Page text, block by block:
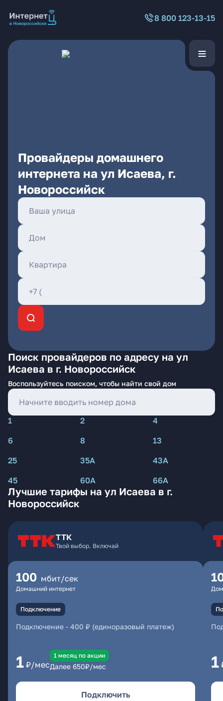
8 800 123-13-15
Провайдеры домашнего
интернета на ул Исаева, г.
Новороссийск
Поиск провайдеров по адресу на ул
Исаева в г. Новороссийск
Воспользуйтесь поиском, чтобы найти свой дом
1 2
4
6
8
13
25
35А
43А
45
60А 66А
Лучшие тарифы на ул Исаева в г.
Новороссийск
ТТК
Твой выбор. Включай
100 мбит/сек
Домашний интернет
Подключение
Подключение - 400 ₽ (единоразовый платеж)
1 ₽/мес
1 месяц по акции
Далее 650₽/мес
Подключить
1